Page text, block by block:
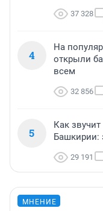
37 328
4
На
открыли
всем
32 856
5
Как
Башкирии:
29 191
МНЕНИЕ